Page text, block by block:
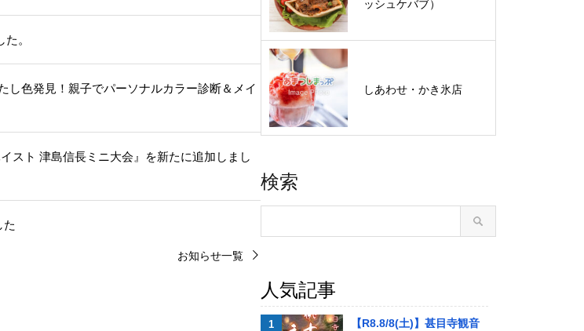
。
し色発見！親子でパーソナルカラー診断＆メイ
スト 津島信長ミニ大会』を新たに追加しまし
た
お知らせ一覧
ッシュケバブ）
しあわせ・かき氷店
検索
人気記事
【R8.8/8(土)】甚目寺観音